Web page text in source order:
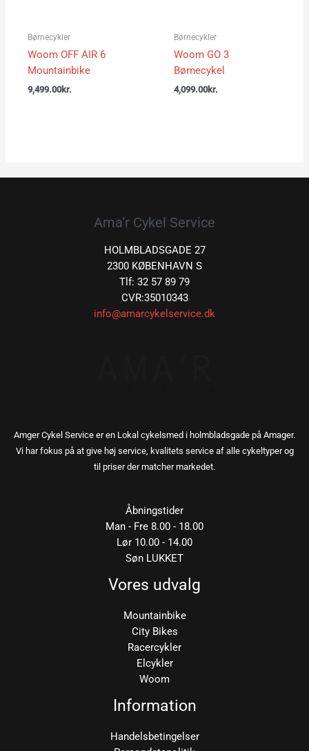
Børnecykler
Woom OFF AIR 6
Mountainbike
9,499.00kr.
Børnecykler
Woom GO 3
Børnecykel
4,099.00kr.
Ama’r Cykel Service
HOLMBLADSGADE 27
2300 KØBENHAVN S
Tlf: 32 57 89 79
CVR:35010343
info@amarcykelservice.dk
Amger Cykel Service er en Lokal cykelsmed i holmbladsgade på Amager.
Vi har fokus på at give høj service, kvalitets service af alle cykeltyper og
til priser der matcher markedet.
Åbningstider
Man - Fre 8.00 - 18.00
Lør 10.00 - 14.00
Søn LUKKET
Vores udvalg
Mountainbike
City Bikes
Racercykler
Elcykler
Woom
Information
Handelsbetingelser